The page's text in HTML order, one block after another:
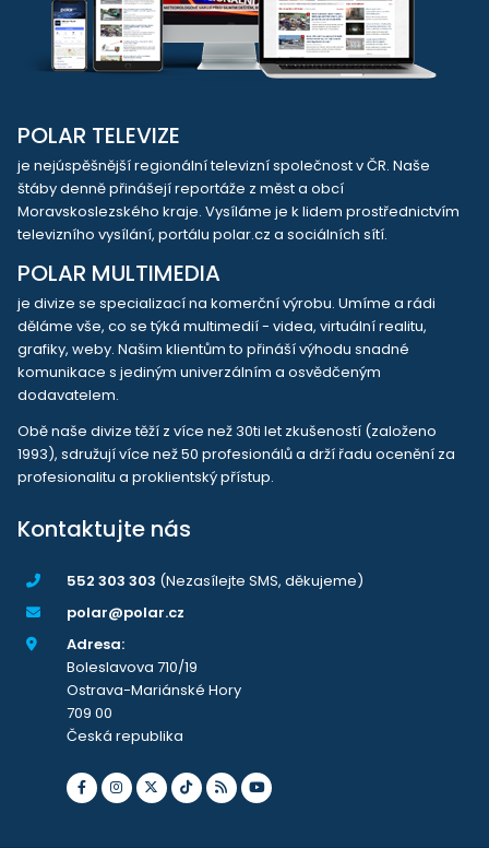
POLAR TELEVIZE
je nejúspěšnější regionální televizní společnost v ČR. Naše
štáby denně přinášejí reportáže z měst a obcí
Moravskoslezského kraje. Vysíláme je k lidem prostřednictvím
televizního vysílání, portálu polar.cz a sociálních sítí.
POLAR MULTIMEDIA
je divize se specializací na komerční výrobu. Umíme a rádi
děláme vše, co se týká multimedií - videa, virtuální realitu,
grafiky, weby. Našim klientům to přináší výhodu snadné
komunikace s jediným univerzálním a osvědčeným
dodavatelem.
Obě naše divize těží z více než 30ti let zkušeností (založeno
1993), sdružují více než 50 profesionálů a drží řadu ocenění za
profesionalitu a proklientský přístup.
Kontaktujte nás
552 303 303 (Nezasílejte SMS, děkujeme)
polar@polar.cz
Adresa:
Boleslavova 710/19
Ostrava-Mariánské Hory
709 00
Česká republika